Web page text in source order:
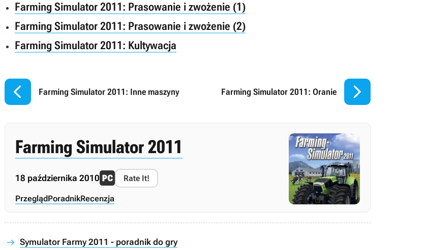
Farming Simulator 2011: Prasowanie i zwożenie (1)
Farming Simulator 2011: Prasowanie i zwożenie (2)
Farming Simulator 2011: Kultywacja
 Farming Simulator 2011: Inne maszyny Farming Simulator 2011: Oranie 
Farming Simulator 2011
18 października 2010 Rate It!
PrzeglądPoradnikRecenzja
Symulator Farmy 2011 - poradnik do gry